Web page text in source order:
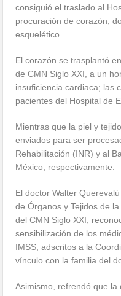
consiguió el traslado al
procuración de corazón,
esquelético.
El corazón se trasplantó
de CMN Siglo XXI, a un
insuficiencia cardiaca; las
pacientes del Hospital de
Mientras que la piel y
enviados para ser
Rehabilitación (INR) y al
México, respectivamente.
El doctor Walter
de Órganos y Tejidos de
del CMN Siglo XXI,
sensibilización de los
IMSS, adscritos a la
vínculo con la familia del
Asimismo, refrendó que